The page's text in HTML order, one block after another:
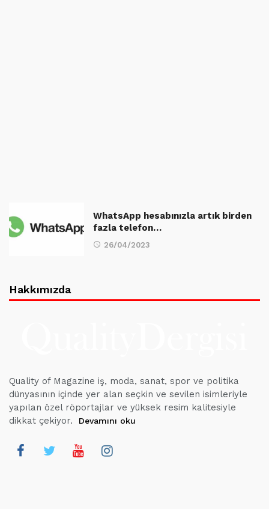
WhatsApp hesabınızla artık birden
fazla telefon…
26/04/2023
Hakkımızda
Quality of Magazine iş, moda, sanat, spor ve politika
dünyasının içinde yer alan seçkin ve sevilen isimleriyle
yapılan özel röportajlar ve yüksek resim kalitesiyle
dikkat çekiyor.
Devamını oku